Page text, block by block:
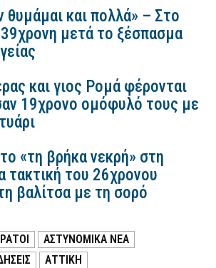
θυμάμαι και πολλά» – Στο
39χρονη μετά το ξέσπασμα
και γιος Ρομά φέρονται
19χρονο ομόφυλό τους με
«τη βρήκα νεκρή» στη
τακτική του 26χρονου
βαλίτσα με τη σορό
ΑΣΤΥΝΟΜΙΚΑ ΝΕΑ
ΑΤΤΙΚΗ